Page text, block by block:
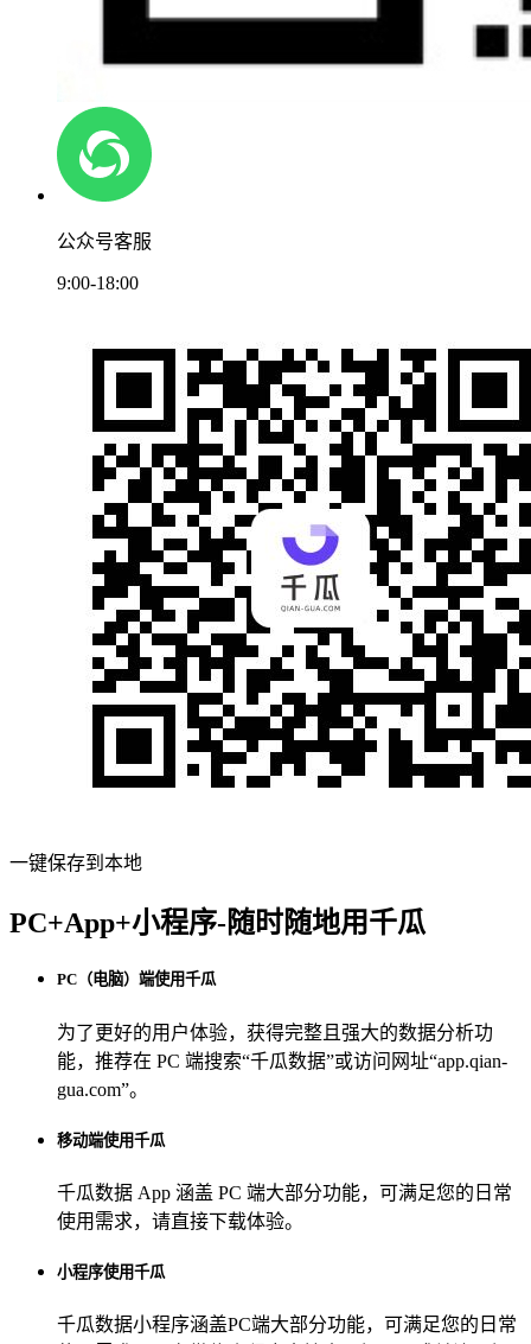
公众号客服
9:00-18:00
一键保存到本地
PC+App+小程序-随时随地用千瓜
PC（电脑）端使用千瓜
为了更好的用户体验，获得完整且强大的数据分析功
能，推荐在 PC 端搜索“千瓜数据”或访问网址“app.qian-
gua.com”。
移动端使用千瓜
千瓜数据 App 涵盖 PC 端大部分功能，可满足您的日常
使用需求，请直接下载体验。
小程序使用千瓜
千瓜数据小程序涵盖PC端大部分功能，可满足您的日常